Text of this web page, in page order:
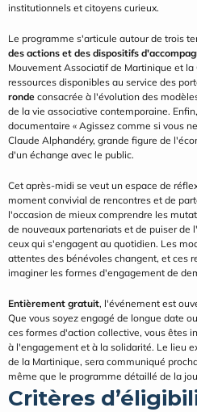
institutionnels et citoyens curieux.
Le programme s'articule autour de trois
des actions et des dispositifs
Mouvement Associatif de Martinique et la
ressources disponibles au service des
ronde consacrée à l'évolution des
de la vie associative contemporaine.
documentaire « Agissez comme si vous
Claude Alphandéry, grande figure de
d'un échange avec le public.
Cet après-midi se veut un espace de
moment convivial de rencontres et de
l'occasion de mieux comprendre les
de nouveaux partenariats et de puiser de
ceux qui s'engagent au quotidien. Les
attentes des bénévoles changent, et ces
imaginer les formes d'engagement de
Entièrement gratuit, l'événement est
Que vous soyez engagé de longue date
ces formes d'action collective, vous êtes
à l'engagement et à la solidarité. Le lieu
de la Martinique, sera communiqué
même que le programme détaillé de la
Critères